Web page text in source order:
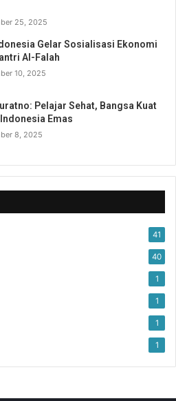
25, 2025
Gelar Sosialisasi Ekonomi
Al-Falah
10, 2025
Pelajar Sehat, Bangsa Kuat
Emas
8, 2025
41
40
1
1
1
1